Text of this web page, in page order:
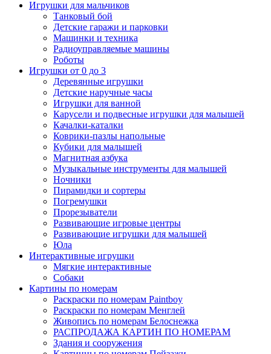
Игрушки для мальчиков
Танковый бой
Детские гаражи и парковки
Машинки и техника
Радиоуправляемые машины
Роботы
Игрушки от 0 до 3
Деревянные игрушки
Детские наручные часы
Игрушки для ванной
Карусели и подвесные игрушки для малышей
Качалки-каталки
Коврики-пазлы напольные
Кубики для малышей
Магнитная азбука
Музыкальные инструменты для малышей
Ночники
Пирамидки и сортеры
Погремушки
Прорезыватели
Развивающие игровые центры
Развивающие игрушки для малышей
Юла
Интерактивные игрушки
Мягкие интерактивные
Собаки
Картины по номерам
Раскраски по номерам Paintboy
Раскраски по номерам Менглей
Живопись по номерам Белоснежка
РАСПРОДАЖА КАРТИН ПО НОМЕРАМ
Здания и сооружения